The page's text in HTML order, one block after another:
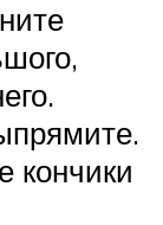
кончики